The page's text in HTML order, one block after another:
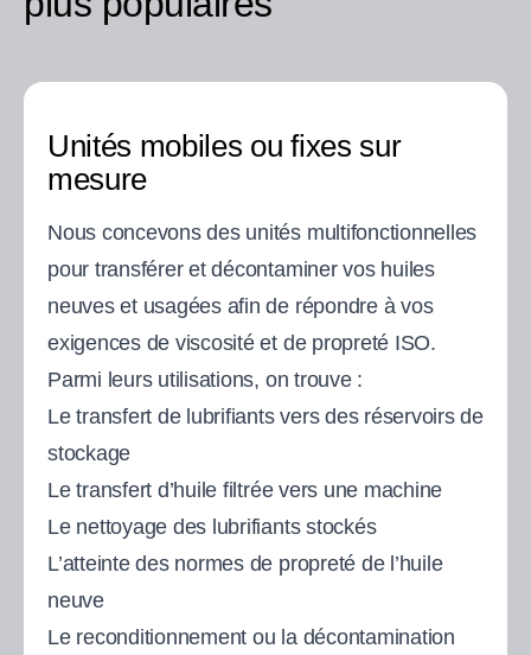
Unités mobiles ou fixes sur
mesure
Nous concevons des unités multifonctionnelles
pour transférer et décontaminer vos huiles
neuves et usagées afin de répondre à vos
exigences de viscosité et de propreté ISO.
Parmi leurs utilisations, on trouve :
Le transfert de lubrifiants vers des réservoirs de
stockage
Le transfert d’huile filtrée vers une machine
Le nettoyage des lubrifiants stockés
L’atteinte des normes de propreté de l’huile
neuve
Le reconditionnement ou la décontamination